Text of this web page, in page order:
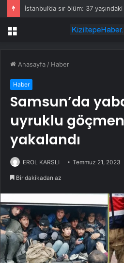
Menü
Anasayfa / Haber
Haber
Samsun’da
uyruklu göçmen
yakalandı
EROL KARSLI Temmuz 21, 2023
Bir dakikadan az